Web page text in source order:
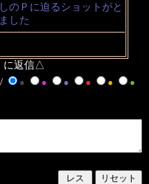
のＰに迫るショットがと
した
に返信△
● ● ● ● ●
●